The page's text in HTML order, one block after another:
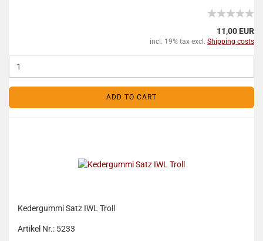
11,00 EUR
incl. 19% tax excl. Shipping costs
ADD TO CART
Kedergummi Satz IWL Troll
Artikel Nr.: 5233